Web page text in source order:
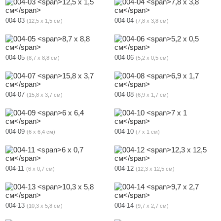
004-03 12,5 х 1,5 см 004-04 7,8 х 3,8 см
004-05 8,7 х 8,8 см 004-06 5,2 х 0,5 см
004-07 15,8 х 3,7 см 004-08 6,9 х 1,7 см
004-09 6 х 6,4 см 004-10 7 х 1 см
004-11 6 х 0,7 см 004-12 12,3 х 12,5 см
004-13 10,3 х 5,8 см 004-14 9,7 х 2,7 см